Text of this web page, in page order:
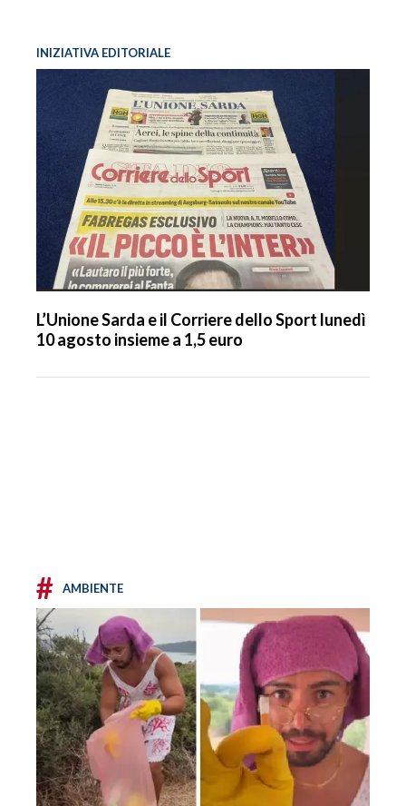
INIZIATIVA EDITORIALE
L’Unione Sarda e il Corriere dello Sport lunedì
10 agosto insieme a 1,5 euro
# AMBIENTE